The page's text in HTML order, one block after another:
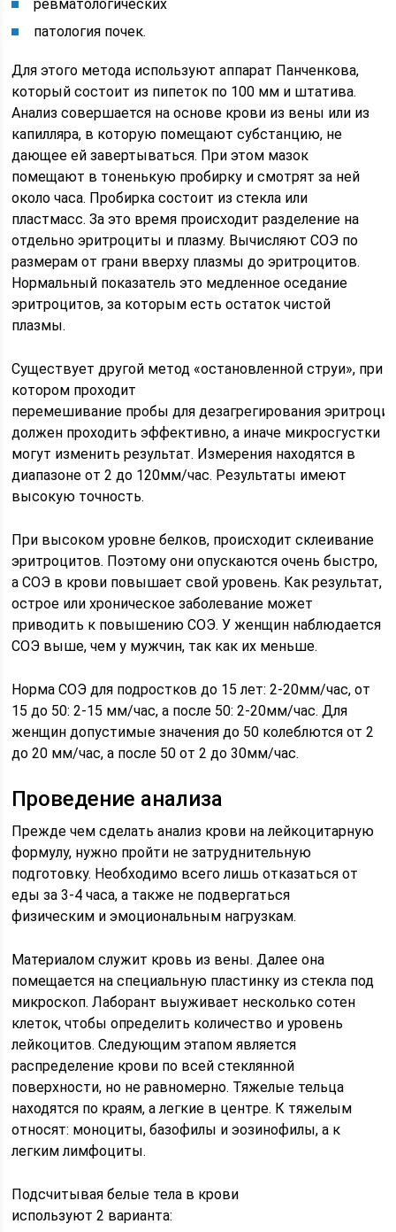
ревматологических
патология почек.
Для этого метода используют аппарат Панченкова,
который состоит из пипеток по 100 мм и штатива.
Анализ совершается на основе крови из вены или из
капилляра, в которую помещают субстанцию, не
дающее ей завертываться. При этом мазок
помещают в тоненькую пробирку и смотрят за ней
около часа. Пробирка состоит из стекла или
пластмасс. За это время происходит разделение на
отдельно эритроциты и плазму. Вычисляют СОЭ по
размерам от грани вверху плазмы до эритроцитов.
Нормальный показатель это медленное оседание
эритроцитов, за которым есть остаток чистой
плазмы.
Существует другой метод «остановленной струи», при
котором проходит
перемешивание пробы для дезагрегирования
должен проходить эффективно, а иначе микросгустки
могут изменить результат. Измерения находятся в
диапазоне от 2 до 120мм/час. Результаты имеют
высокую точность.
При высоком уровне белков, происходит склеивание
эритроцитов. Поэтому они опускаются очень быстро,
а СОЭ в крови повышает свой уровень. Как результат,
острое или хроническое заболевание может
приводить к повышению СОЭ. У женщин наблюдается
СОЭ выше, чем у мужчин, так как их меньше.
Норма СОЭ для подростков до 15 лет: 2-20мм/час, от
15 до 50: 2-15 мм/час, а после 50: 2-20мм/час. Для
женщин допустимые значения до 50 колеблются от 2
до 20 мм/час, а после 50 от 2 до 30мм/час.
Проведение анализа
Прежде чем сделать анализ крови на лейкоцитарную
формулу, нужно пройти не затруднительную
подготовку. Необходимо всего лишь отказаться от
еды за 3-4 часа, а также не подвергаться
физическим и эмоциональным нагрузкам.
Материалом служит кровь из вены. Далее она
помещается на специальную пластинку из стекла под
микроскоп. Лаборант выуживает несколько сотен
клеток, чтобы определить количество и уровень
лейкоцитов. Следующим этапом является
распределение крови по всей стеклянной
поверхности, но не равномерно. Тяжелые тельца
находятся по краям, а легкие в центре. К тяжелым
относят: моноциты, базофилы и эозинофилы, а к
легким лимфоциты.
Подсчитывая белые тела в крови
используют 2 варианта: